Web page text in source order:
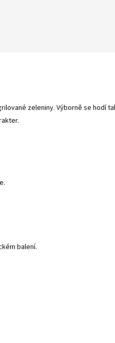
zeleniny. Výborně se hodí
balení.